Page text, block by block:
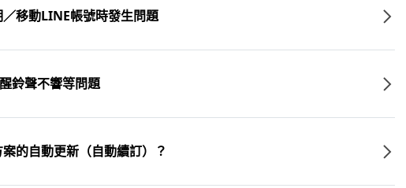
移動LINE帳號時發生問題
鈴聲不響等問題
的自動更新（自動續訂）？